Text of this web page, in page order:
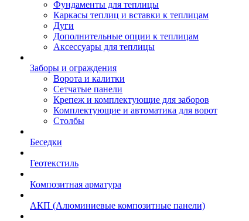
Фундаменты для теплицы
Каркасы теплиц и вставки к теплицам
Дуги
Дополнительные опции к теплицам
Аксессуары для теплицы
Заборы и ограждения
Ворота и калитки
Сетчатые панели
Крепеж и комплектующие для заборов
Комплектующие и автоматика для ворот
Столбы
Беседки
Геотекстиль
Композитная арматура
АКП (Алюминиевые композитные панели)